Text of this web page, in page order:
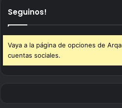
Seguinos!
Vaya a la página de opciones de
cuentas sociales.